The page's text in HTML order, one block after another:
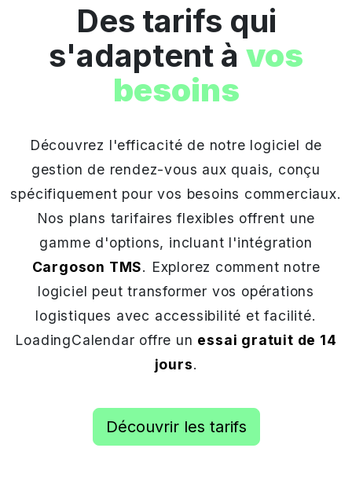
Des tarifs qui
s'adaptent à vos
besoins
Découvrez l'efficacité de notre logiciel de
gestion de rendez-vous aux quais, conçu
spécifiquement pour vos besoins commerciaux.
Nos plans tarifaires flexibles offrent une
gamme d'options, incluant l'intégration
Cargoson TMS. Explorez comment notre
logiciel peut transformer vos opérations
logistiques avec accessibilité et facilité.
LoadingCalendar offre un essai gratuit de 14
jours.
Découvrir les tarifs